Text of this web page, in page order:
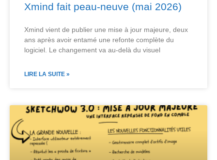
Xmind fait peau-neuve (mai 2026)
Xmind vient de publier une mise à jour majeure, deux
ans après avoir entamé une refonte complète du
logiciel. Le changement va au-delà du visuel
LIRE LA SUITE »